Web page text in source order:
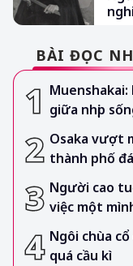
BÀI ĐỌC
giữa nhịp
Osaka vượt
thành phố
Người cao
việc một
Ngôi chùa
quá cầu kì